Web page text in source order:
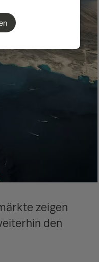
zeigen
den